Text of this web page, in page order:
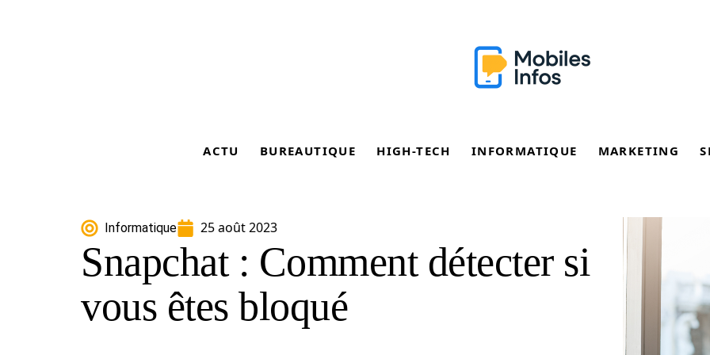
ACTU BUREAUTIQUE HIGH-TECH INFORMATIQUE MARKETING
Informatique 25 août 2023
Snapchat : Comment détecter si
vous êtes bloqué